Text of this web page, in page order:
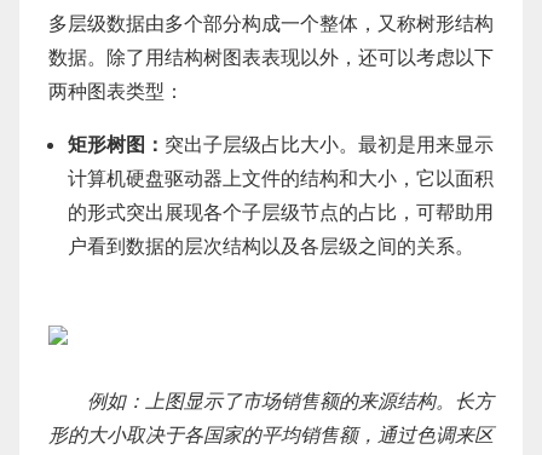
多层级数据由多个部分构成一个整体，又称树形结构
数据。除了用结构树图表表现以外，还可以考虑以下
两种图表类型：
矩形树图： 突出子层级占比大小。最初是用来显示
计算机硬盘驱动器上文件的结构和大小，它以面积
的形式突出展现各个子层级节点的占比，可帮助用
户看到数据的层次结构以及各层级之间的关系。
例如：上图显示了市场销售额的来源结构。长方
形的大小取决于各国家的平均销售额，通过色调来区